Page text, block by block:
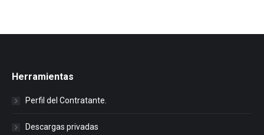
Herramientas
Perfil del Contratante.
Descargas privadas